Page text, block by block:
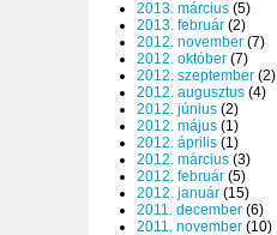
2013. március (5)
2013. február (2)
2012. november (7)
2012. október (7)
2012. szeptember (2)
2012. augusztus (4)
2012. június (2)
2012. május (1)
2012. április (1)
2012. március (3)
2012. február (5)
2012. január (15)
2011. december (6)
2011. november (10)